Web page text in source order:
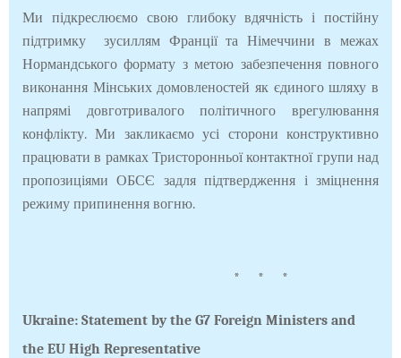
Ми підкреслюємо свою глибоку вдячність і постійну
підтримку зусиллям Франції та Німеччини в межах
Нормандського формату з метою забезпечення повного
виконання Мінських домовленостей як єдиного шляху в
напрямі довготривалого політичного врегулювання
конфлікту. Ми закликаємо усі сторони конструктивно
працювати в рамках Тристоронньої контактної групи над
пропозиціями ОБСЄ задля підтвердження і зміцнення
режиму припинення вогню.
* * *
Ukraine: Statement by the G7 Foreign Ministers and
the EU High Representative